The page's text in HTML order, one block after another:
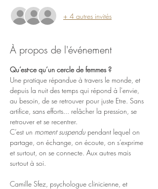
+ 4 autres invités
À propos de l'événement
Qu’est-ce qu’un cercle de femmes ?
Une pratique répandue à travers le monde, et
depuis la nuit des temps qui répond à l'envie,
au besoin, de se retrouver pour juste Etre. Sans
artifice, sans efforts... relâcher la pression, se
retrouver et se recentrer.
C’est un moment suspendu pendant lequel on
partage, on échange, on écoute, on s’exprime
et surtout, on se connecte. Aux autres mais
surtout à soi.
Camille Sfez, psychologue clinicienne, et